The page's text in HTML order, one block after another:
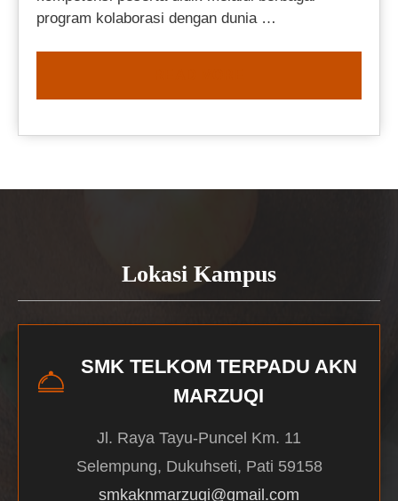
program kolaborasi dengan dunia …
Lokasi Kampus
SMK TELKOM TERPADU AKN
MARZUQI
Jl. Raya Tayu-Puncel Km. 11
Selempung, Dukuhseti, Pati 59158
smkaknmarzuqi@gmail.com